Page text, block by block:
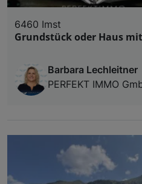
6460 Imst
Grundstück oder Haus
Barbara Lechleitner
PERFEKT IMMO